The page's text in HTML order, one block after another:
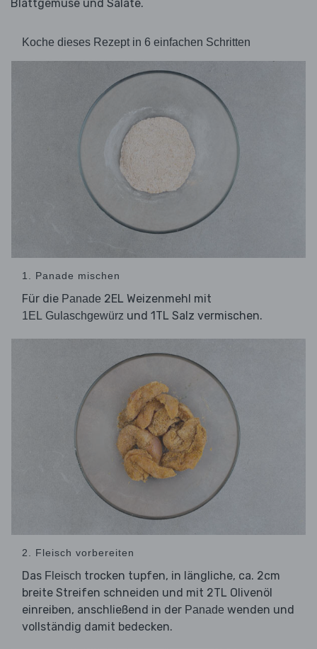
Blattgemüse und Salate.
Koche dieses Rezept in 6 einfachen Schritten
1. Panade mischen
Für die Panade 2EL Weizenmehl mit
1EL Gulaschgewürz und 1TL Salz vermischen.
2. Fleisch vorbereiten
Das Fleisch trocken tupfen, in längliche, ca. 2cm
breite Streifen schneiden und mit 2TL Olivenöl
einreiben, anschließend in der Panade wenden und
vollständig damit bedecken.